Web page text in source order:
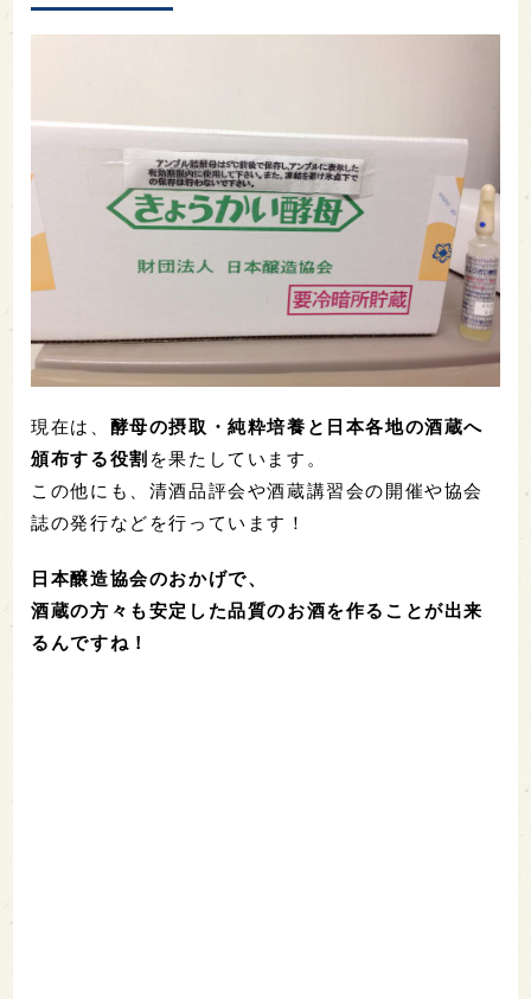
現在は、 酵母の摂取・純粋培養と日本各地の酒蔵へ
頒布する役割 を果たしています。
この他にも、清酒品評会や酒蔵講習会の開催や協会
誌の発行などを行っています！
日本醸造協会のおかげで、
酒蔵の方々も安定した品質のお酒を作ることが出来
るんですね！